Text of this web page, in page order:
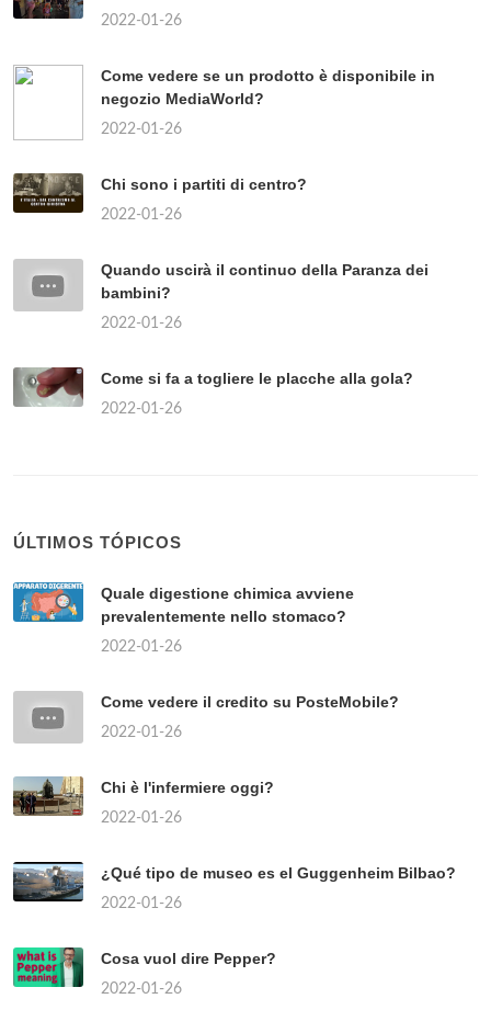
2022-01-26
Come vedere se un prodotto è disponibile in
negozio MediaWorld?
2022-01-26
Chi sono i partiti di centro?
2022-01-26
Quando uscirà il continuo della Paranza dei
bambini?
2022-01-26
Come si fa a togliere le placche alla gola?
2022-01-26
ÚLTIMOS TÓPICOS
Quale digestione chimica avviene
prevalentemente nello stomaco?
2022-01-26
Come vedere il credito su PosteMobile?
2022-01-26
Chi è l'infermiere oggi?
2022-01-26
¿Qué tipo de museo es el Guggenheim Bilbao?
2022-01-26
Cosa vuol dire Pepper?
2022-01-26